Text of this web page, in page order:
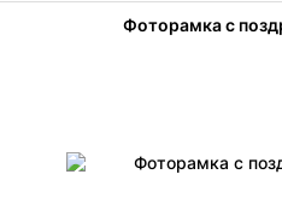
Фоторамка с